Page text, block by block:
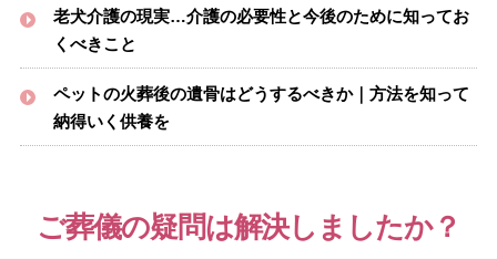
老犬介護の現実…介護の必要性と今後のために知ってお
くべきこと
ペットの火葬後の遺骨はどうするべきか｜方法を知って
納得いく供養を
ご葬儀の疑問は解決しましたか？